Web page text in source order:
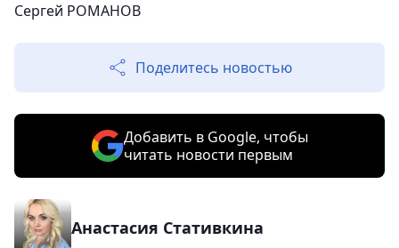
Сергей РОМАНОВ
Поделитесь новостью
Добавить в Google, чтобы
читать новости первым
Анастасия Стативкина